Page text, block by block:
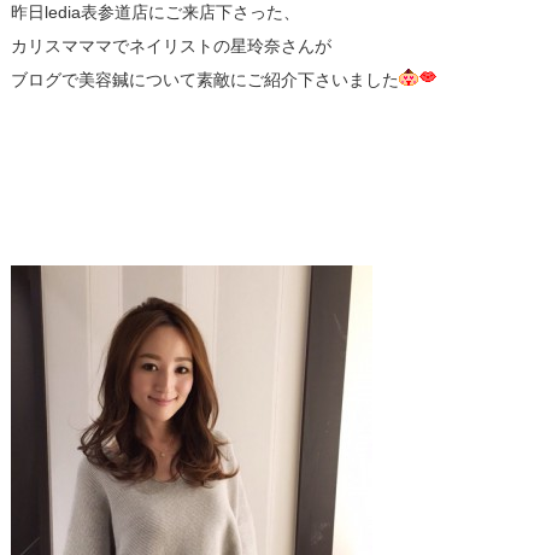
昨日ledia表参道店にご来店下さった、
カリスマママでネイリストの星玲奈さんが
ブログで美容鍼について素敵にご紹介下さいました